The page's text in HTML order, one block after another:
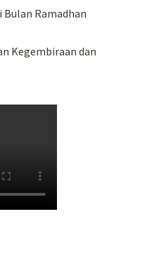
Ramadhan
Kegembiraan dan